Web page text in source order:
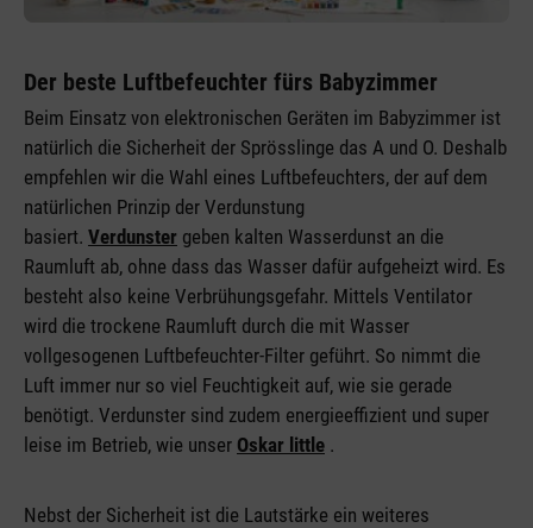
Der beste Luftbefeuchter fürs Babyzimmer
Beim Einsatz von elektronischen Geräten im Babyzimmer ist
natürlich die Sicherheit der Sprösslinge das A und O. Deshalb
empfehlen wir die Wahl eines Luftbefeuchters, der auf dem
natürlichen Prinzip der Verdunstung
basiert. Verdunster geben kalten Wasserdunst an die
Raumluft ab, ohne dass das Wasser dafür aufgeheizt wird. Es
besteht also keine Verbrühungsgefahr. Mittels Ventilator
wird die trockene Raumluft durch die mit Wasser
vollgesogenen Luftbefeuchter-Filter geführt. So nimmt die
Luft immer nur so viel Feuchtigkeit auf, wie sie gerade
benötigt. Verdunster sind zudem energieeffizient und super
leise im Betrieb, wie unser Oskar little .
Nebst der Sicherheit ist die Lautstärke ein weiteres